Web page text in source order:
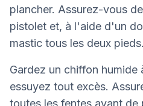
plancher. Assurez-vous
pistolet et, à l'aide d'un
mastic tous les deux pieds.
Gardez un chiffon humide
essuyez tout excès.
toutes les fentes avant de